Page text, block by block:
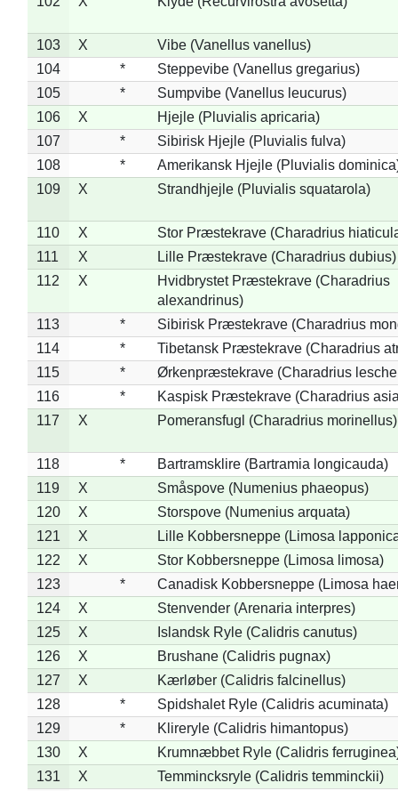
103 X
Vibe (Vanellus vanellus)
104
*
Steppevibe (Vanellus gregarius)
105
*
Sumpvibe (Vanellus leucurus)
106
X
Hjejle (Pluvialis apricaria)
107
*
Sibirisk Hjejle (Pluvialis fulva)
108
*
Amerikansk Hjejle (Pluvialis
109
X Strandhjejle (Pluvialis squatarola)
110 X
Stor Præstekrave (Charadrius
111
X
Lille Præstekrave (Charadrius dubius)
112
X
Hvidbrystet Præstekrave (Charadrius
alexandrinus)
113
*
Sibirisk Præstekrave (Charadrius
114
*
Tibetansk Præstekrave (Charadrius
115
*
Ørkenpræstekrave (Charadrius
116
*
Kaspisk Præstekrave (Charadrius
117
X Pomeransfugl (Charadrius morinellus)
118 *
Bartramsklire (Bartramia longicauda)
119
X
Småspove (Numenius phaeopus)
120
X
Storspove (Numenius arquata)
121
X
Lille Kobbersneppe (Limosa
122
X
Stor Kobbersneppe (Limosa limosa)
123
*
Canadisk Kobbersneppe (Limosa
124
X
Stenvender (Arenaria interpres)
125
X
Islandsk Ryle (Calidris canutus)
126
X
Brushane (Calidris pugnax)
127
X
Kærløber (Calidris falcinellus)
128
*
Spidshalet Ryle (Calidris acuminata)
129
*
Klireryle (Calidris himantopus)
130
X
Krumnæbbet Ryle (Calidris
131
X
Temmincksryle (Calidris temminckii)